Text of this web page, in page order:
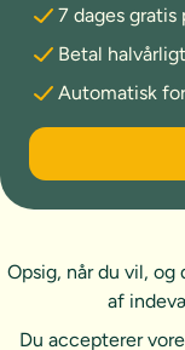
7 dages gratis
Betal halvårligt
Automatisk
6 måneder
Opsig, når du vil,
af
Du accepterer